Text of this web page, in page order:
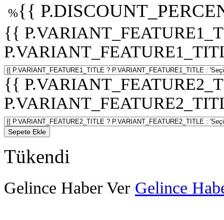
%{{
{{
{{
Sepete Ekle
Tükendi
Gelince Haber Ver Gelince